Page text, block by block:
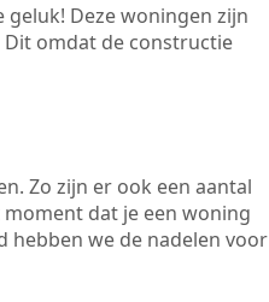
geluk! Deze woningen zijn
omdat de constructie
Zo zijn er ook een aantal
dat je een woning
hebben we de nadelen voor